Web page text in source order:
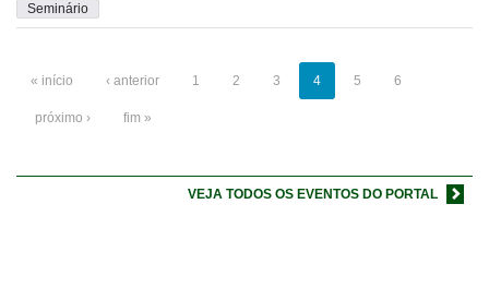
Seminário
« início ‹ anterior 1 2 3 4 5 6
próximo › fim »
VEJA TODOS OS EVENTOS DO PORTAL